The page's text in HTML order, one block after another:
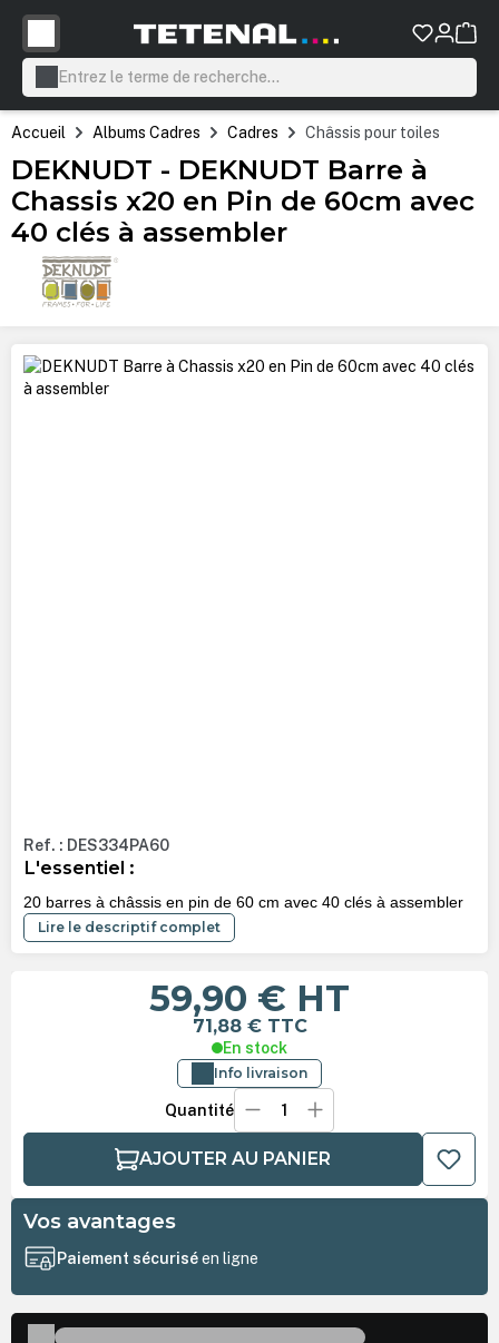
principal
Accueil Albums Cadres Cadres Châssis pour toiles
DEKNUDT - DEKNUDT Barre à
Chassis x20 en Pin de 60cm avec
40 clés à assembler
Ignorer la galerie d'images
Ref. : DES334PA60
L'essentiel :
20 barres à châssis en pin de 60 cm avec 40 clés à assembler
Lire le descriptif complet
59,90 € HT
71,88 € TTC
En stock
Info livraison
Quantité
AJOUTER AU PANIER
Vos avantages
Paiement sécuriséen ligne